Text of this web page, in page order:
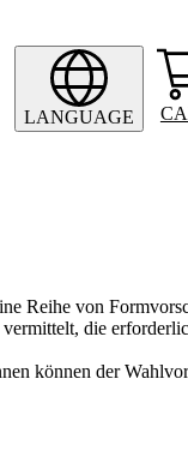
LANGUAGE
Reihe von
die
können der